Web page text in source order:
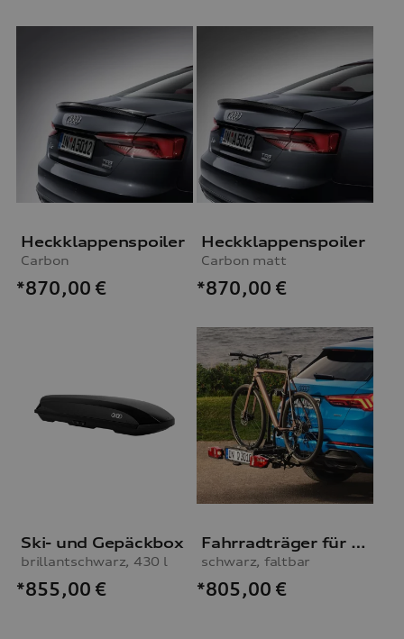
Heckklappenspoiler
Carbon
*870,00 €
Heckklappenspoiler
Carbon matt
*870,00 €
Ski- und Gepäckbox
brillantschwarz, 430 l
*855,00 €
Fahrradträger für die Anhängevorrichtung
schwarz, faltbar
*805,00 €